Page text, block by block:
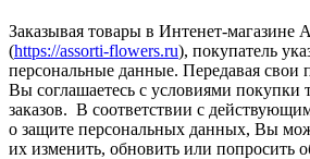
Заказывая товары в Интенет-магазине
(https://assorti-flowers.ru), покупатель
персональные данные. Передавая свои
Вы соглашаетесь с условиями покупки
заказов. В соответствии с
о защите персональных данных, Вы
их изменить, обновить или попросить